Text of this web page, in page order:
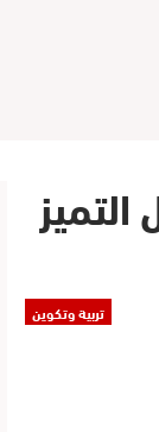
تربية وتكوين